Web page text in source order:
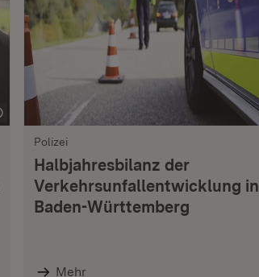
Polizei
Halbjahresbilanz der
Verkehrsunfallentwicklung in
Baden-Württemberg
Mehr